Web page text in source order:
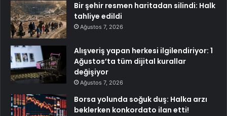
Bir şehir resmen haritadan silindi: Halk
tahliye edildi
Ağustos 7, 2026
Alışveriş yapan herkesi ilgilendiriyor: 1
Ağustos’ta tüm dijital kurallar
değişiyor
Ağustos 7, 2026
Borsa yolunda soğuk duş: Halka arzı
beklerken konkordato ilan etti!